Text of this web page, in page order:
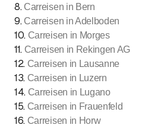
8. Carreisen in Bern
9. Carreisen in Adelboden
10. Carreisen in Morges
11. Carreisen in Rekingen AG
12. Carreisen in Lausanne
13. Carreisen in Luzern
14. Carreisen in Lugano
15. Carreisen in Frauenfeld
16. Carreisen in Horw